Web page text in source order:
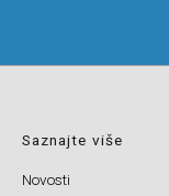
Saznajte više
Novosti